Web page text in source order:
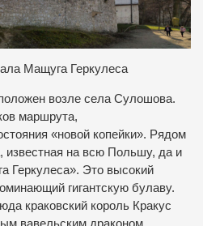
Мащуга Геркулеса
возле села Сулошова.
маршрута,
«новой копейки». Рядом
известная на всю Польшу, да и
Геркулеса». Это высокий
гигантскую булаву.
краковский король Кракус